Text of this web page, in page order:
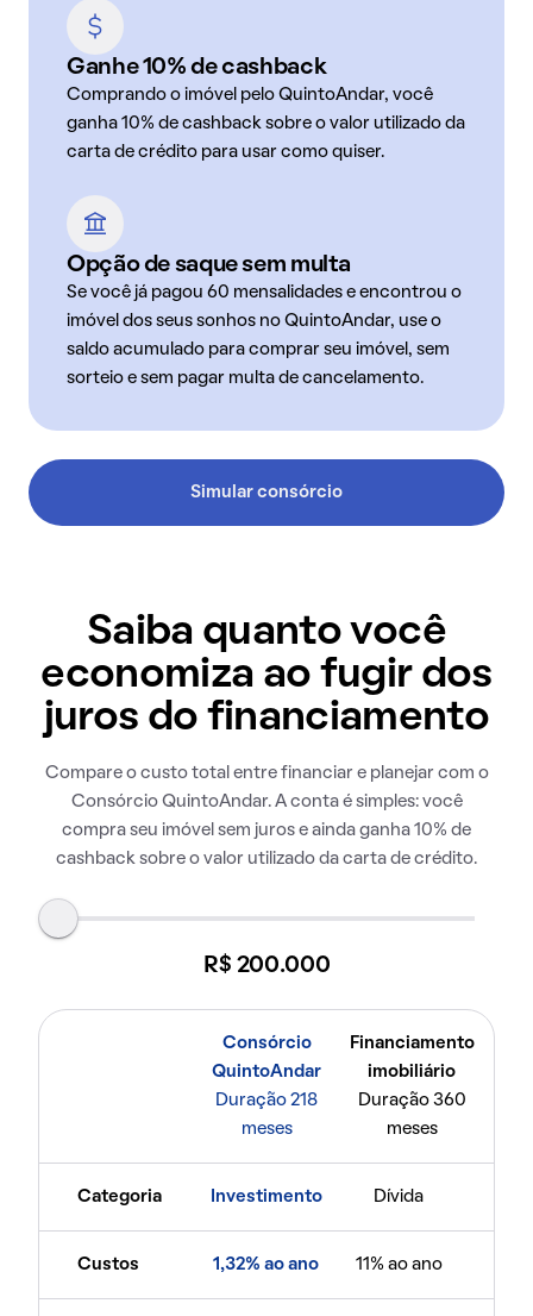
Ganhe 10% de cashback
Comprando o imóvel pelo QuintoAndar, você
ganha 10% de cashback sobre o valor utilizado da
carta de crédito para usar como quiser.
Opção de saque sem multa
Se você já pagou 60 mensalidades e encontrou o
imóvel dos seus sonhos no QuintoAndar, use o
saldo acumulado para comprar seu imóvel, sem
sorteio e sem pagar multa de cancelamento.
Simular consórcio
Saiba quanto você
economiza ao fugir dos
juros do financiamento
Compare o custo total entre financiar e planejar com o
Consórcio QuintoAndar. A conta é simples: você
compra seu imóvel sem juros e ainda ganha 10% de
cashback sobre o valor utilizado da carta de crédito.
R$ 200.000
Consórcio
QuintoAndar
Duração 218
meses
Financiamento
imobiliário
Duração 360
meses
Categoria Investimento Dívida
Custos 1,32% ao ano 11% ao ano